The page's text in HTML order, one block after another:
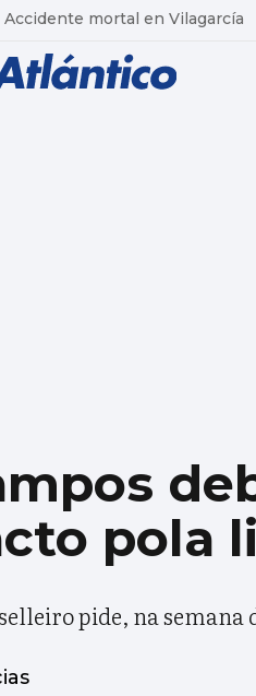
Accidente mortal en Vilagarcía
pola
pide, na